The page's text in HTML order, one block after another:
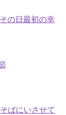
の日最初の幸
ばにいさせて